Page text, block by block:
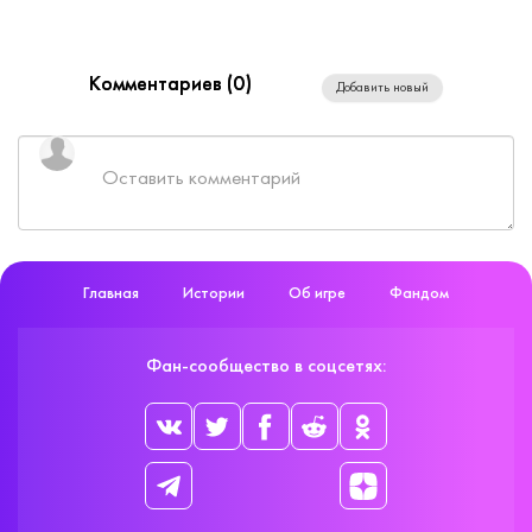
Комментариев (0) Добавить новый
Главная Истории Об игре Фандом
Фан-сообщество в соцсетях: